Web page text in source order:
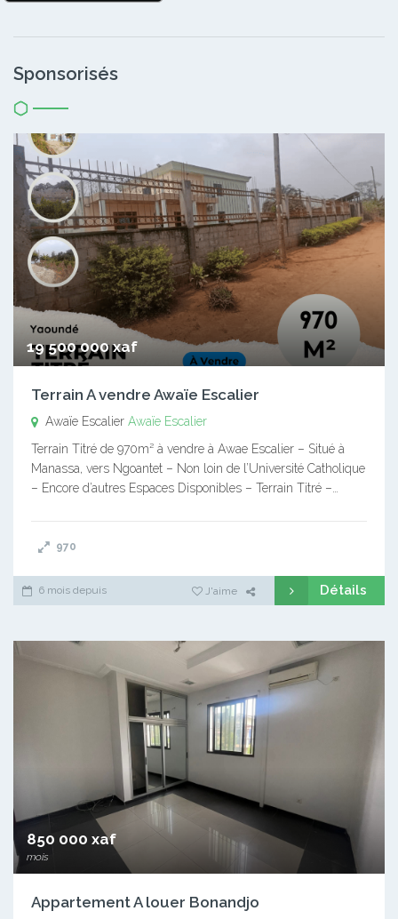
Sponsorisés
19 500 000 xaf
Terrain A vendre Awaïe Escalier
Awaïe Escalier Awaïe Escalier
Terrain Titré de 970m² à vendre à Awae Escalier – Situé à
Manassa, vers Ngoantet – Non loin de l’Université Catholique
– Encore d’autres Espaces Disponibles – Terrain Titré –…
970
6 mois depuis J'aime Détails
850 000 xaf
mois
Appartement A louer Bonandjo